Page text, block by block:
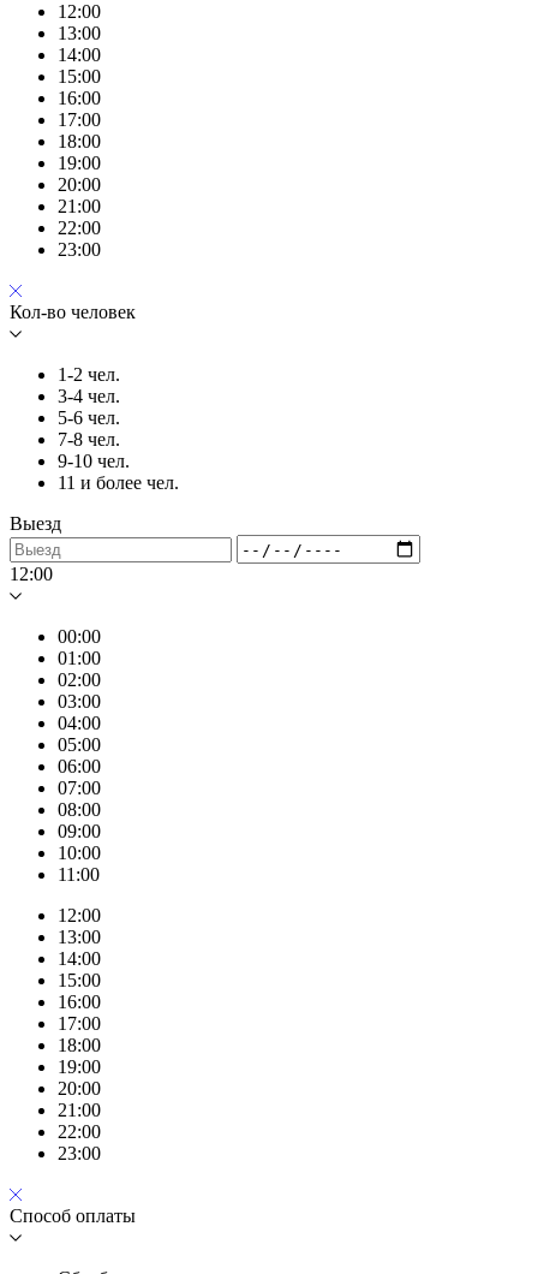
12:00
13:00
14:00
15:00
16:00
17:00
18:00
19:00
20:00
21:00
22:00
23:00
Кол-во человек
1-2 чел.
3-4 чел.
5-6 чел.
7-8 чел.
9-10 чел.
11 и более чел.
Выезд
12:00
00:00
01:00
02:00
03:00
04:00
05:00
06:00
07:00
08:00
09:00
10:00
11:00
12:00
13:00
14:00
15:00
16:00
17:00
18:00
19:00
20:00
21:00
22:00
23:00
Способ оплаты